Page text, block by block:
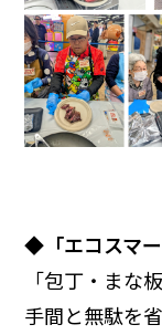
◆「エコスマー
「包丁・まな
手間と無駄を